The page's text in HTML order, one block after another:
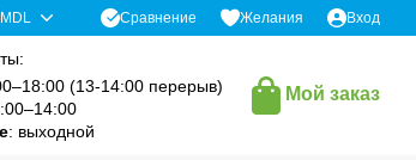
MDL Сравнение Желания Вход
(13-14:00 перерыв)
: выходной
Мой заказ